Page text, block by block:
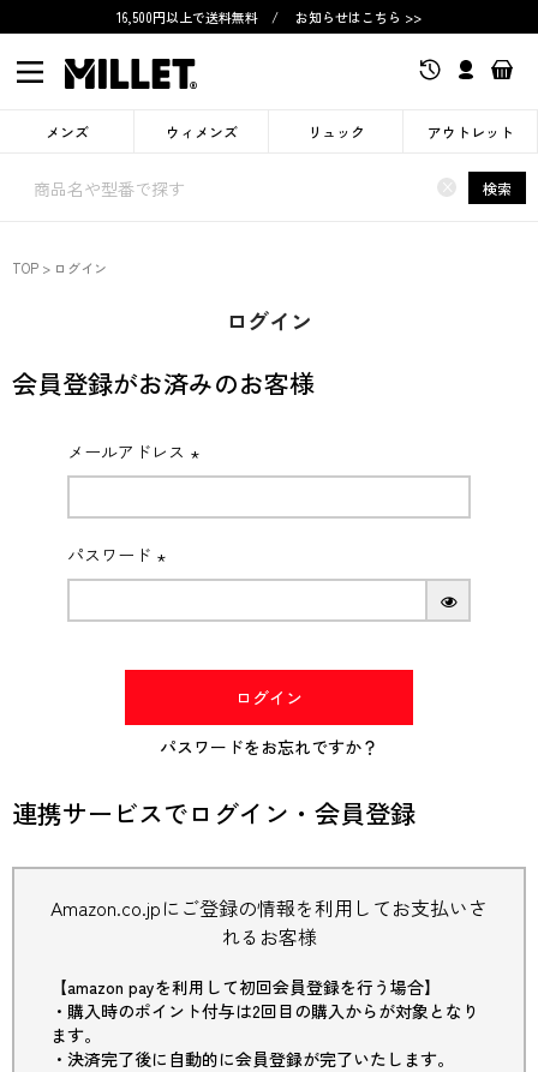
16,500円以上で送料無料 / お知らせはこちら >>
メンズ ウィメンズ リュック アウトレット
× 検索
TOP ログイン
ログイン
会員登録がお済みのお客様
メールアドレス
(必
パスワード
(必
ログイン
パスワードをお忘れですか？
連携サービスでログイン・会員登録
Amazon.co.jpにご登録の情報を利用してお支払いさ
れるお客様
【amazon payを利用して初回会員登録を行う場合】
・購入時のポイント付与は2回目の購入からが対象となり
ます。
・決済完了後に自動的に会員登録が完了いたします。